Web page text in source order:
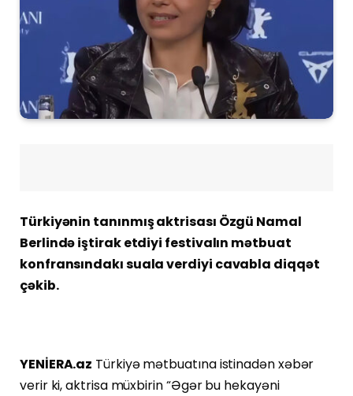
Türkiyənin tanınmış aktrisası Özgü Namal
Berlində iştirak etdiyi festivalın mətbuat
konfransındakı suala verdiyi cavabla diqqət
çəkib.
YENİERA.az Türkiyə mətbuatına istinadən xəbər
verir ki, aktrisa müxbirin “Əgər bu hekayəni